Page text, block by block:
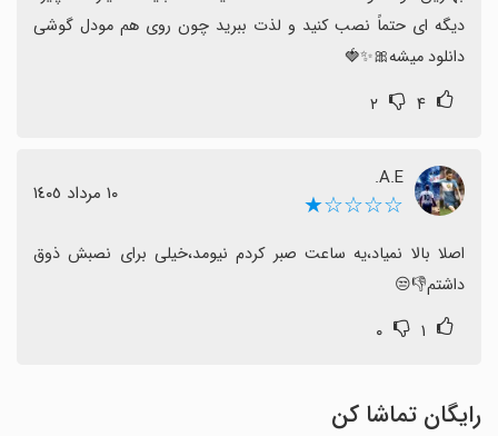
دانلود میشه🎀✨🍓
۴ ۲
A.E.
☆☆☆☆★ ١٠ مرداد ١٤٠٥
داشتم👎😒
۱ ۰
رایگان تماشا کن